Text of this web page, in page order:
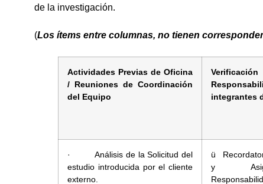
de la investigación.
(Los ítems entre columnas, no tienen
Actividades Previas de Oficina
/ Reuniones de Coordinación
del Equipo
integrantes
· Análisis de la Solicitud del
estudio introducida por el cliente
externo.
ü
y